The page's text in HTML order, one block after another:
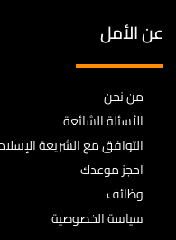
عن الأمل
من نحن
الأسئلة الشائعة
التوافق مع الشريعة
احجز موعدك
وظائف
سياسة الخصوصية